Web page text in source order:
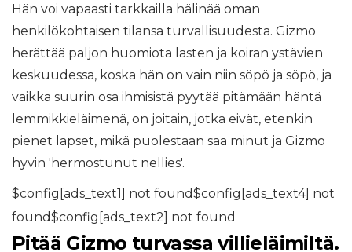
Hän voi vapaasti tarkkailla hälinää oman
henkilökohtaisen tilansa turvallisuudesta. Gizmo
herättää paljon huomiota lasten ja koiran ystävien
keskuudessa, koska hän on vain niin söpö ja söpö, ja
vaikka suurin osa ihmisistä pyytää pitämään häntä
lemmikkieläimenä, on joitain, jotka eivät, etenkin
pienet lapset, mikä puolestaan ​​saa minut ja Gizmo
hyvin 'hermostunut nellies'.
$config[ads_text1] not found$config[ads_text4] not
found$config[ads_text2] not found
Pitää Gizmo turvassa villieläimiltä.